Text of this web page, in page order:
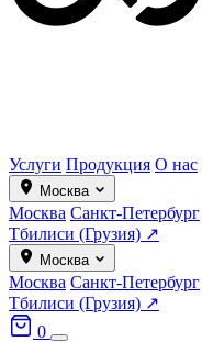
Услуги Продукция О нас
Москва
Москва Санкт-Петербург
Тбилиси (Грузия) ↗
Москва
Москва Санкт-Петербург
Тбилиси (Грузия) ↗
0